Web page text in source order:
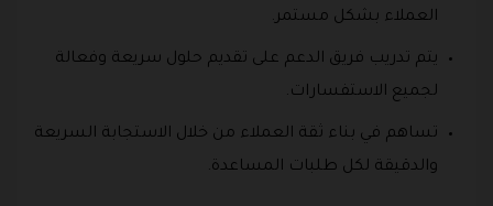
العملاء بشكل مستمر.
يتم تدريب فريق الدعم على تقديم حلول سريعة وفعالة
لجميع الاستفسارات.
تساهم في بناء ثقة العملاء من خلال الاستجابة السريعة
والدقيقة لكل طلبات المساعدة.